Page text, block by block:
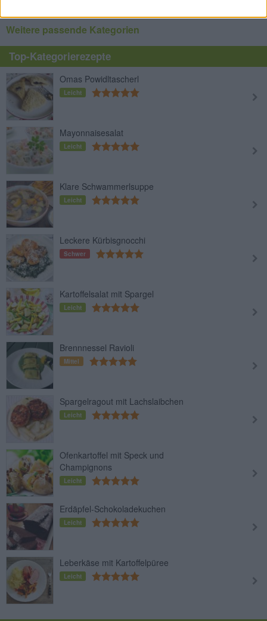
Weitere passende Kategorien
Top-Kategorierezepte
Omas Powidltascherl
Leicht
Mayonnaisesalat
Leicht
Klare Schwammerlsuppe
Leicht
Leckere Kürbisgnocchi
Schwer
Kartoffelsalat mit Spargel
Leicht
Brennnessel Ravioli
Mittel
Spargelragout mit Lachslaibchen
Leicht
Ofenkartoffel mit Speck und
Champignons
Leicht
Erdäpfel-Schokoladekuchen
Leicht
Leberkäse mit Kartoffelpüree
Leicht